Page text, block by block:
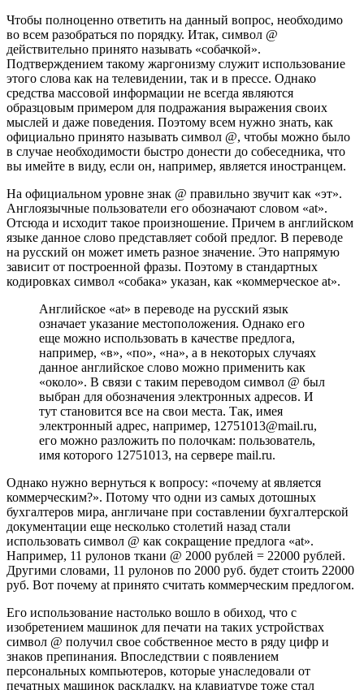
Чтобы полноценно ответить на данный вопрос, необходимо
во всем разобраться по порядку. Итак, символ @
действительно принято называть «собачкой».
Подтверждением такому жаргонизму служит использование
этого слова как на телевидении, так и в прессе. Однако
средства массовой информации не всегда являются
образцовым примером для подражания выражения своих
мыслей и даже поведения. Поэтому всем нужно знать, как
официально принято называть символ @, чтобы можно было
в случае необходимости быстро донести до собеседника, что
вы имейте в виду, если он, например, является иностранцем.
На официальном уровне знак @ правильно звучит как «эт».
Англоязычные пользователи его обозначают словом «at».
Отсюда и исходит такое произношение. Причем в английском
языке данное слово представляет собой предлог. В переводе
на русский он может иметь разное значение. Это напрямую
зависит от построенной фразы. Поэтому в стандартных
кодировках символ «собака» указан, как «коммерческое at».
Английское «at» в переводе на русский язык
означает указание местоположения. Однако его
еще можно использовать в качестве предлога,
например, «в», «по», «на», а в некоторых случаях
данное английское слово можно применить как
«около». В связи с таким переводом символ @ был
выбран для обозначения электронных адресов. И
тут становится все на свои места. Так, имея
электронный адрес, например, 12751013@mail.ru,
его можно разложить по полочкам: пользователь,
имя которого 12751013, на сервере mail.ru.
Однако нужно вернуться к вопросу: «почему at является
коммерческим?». Потому что одни из самых дотошных
бухгалтеров мира, англичане при составлении бухгалтерской
документации еще несколько столетий назад стали
использовать символ @ как сокращение предлога «at».
Например, 11 рулонов ткани @ 2000 рублей = 22000 рублей.
Другими словами, 11 рулонов по 2000 руб. будет стоить 22000
руб. Вот почему at принято считать коммерческим предлогом.
Его использование настолько вошло в обиход, что с
изобретением машинок для печати на таких устройствах
символ @ получил свое собственное место в ряду цифр и
знаков препинания. Впоследствии с появлением
персональных компьютеров, которые унаследовали от
печатных машинок раскладку, на клавиатуре тоже стал